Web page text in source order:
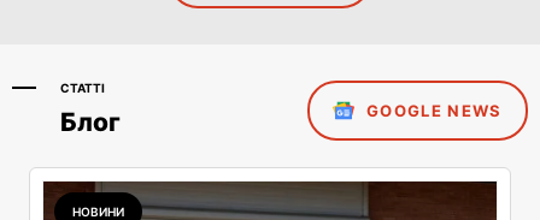
СТАТТІ
Блог GOOGLE NEWS
НОВИНИ